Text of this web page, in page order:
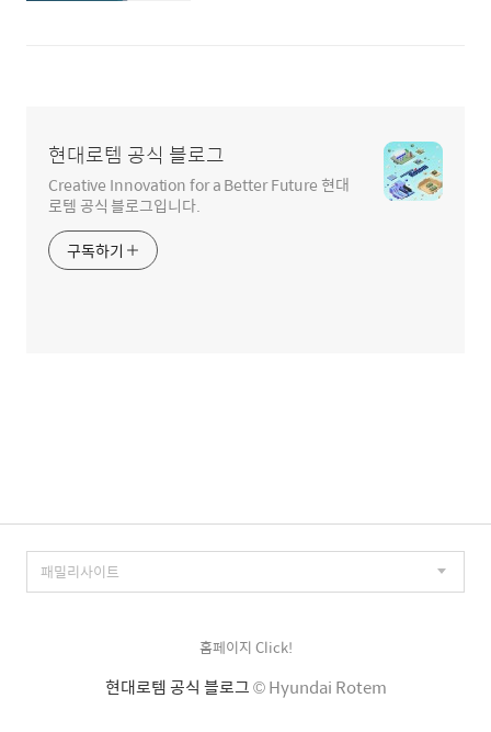
현대로템 공식 블로그
Creative Innovation for a Better Future 현대
로템 공식 블로그입니다.
구독하기
홈페이지 Click!
현대로템 공식 블로그© Hyundai Rotem